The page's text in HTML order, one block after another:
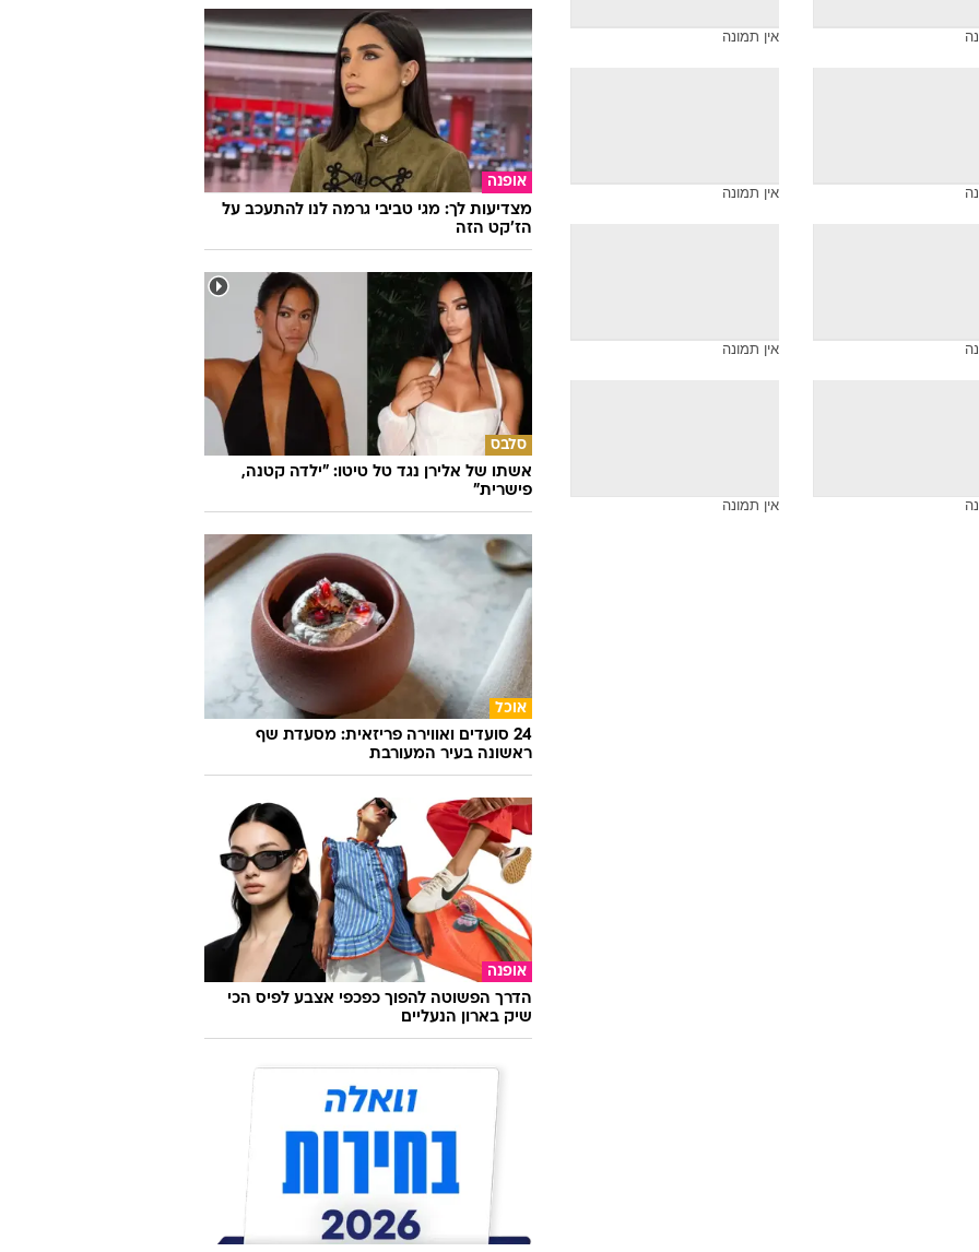
אין תמונה
אין תמונה
אין תמונה
אין תמונה
אופנה
מצדיעות לך: מגי טביבי גרמה לנו להתעכב על
הז'קט הזה
סלבס
אשתו של אלירן נגד טל טיטו: "ילדה קטנה,
פישרית"
אוכל
24 סועדים ואווירה פריזאית: מסעדת שף
ראשונה בעיר המעורבת
אופנה
הדרך הפשוטה להפוך כפכפי אצבע לפיס הכי
שיק בארון הנעליים